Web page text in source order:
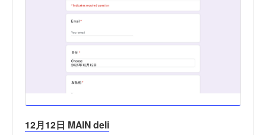
12月12日 MAIN deli